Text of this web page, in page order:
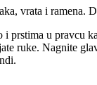
vrata i ramena.
i prstima u pravcu
ruke. Nagnite